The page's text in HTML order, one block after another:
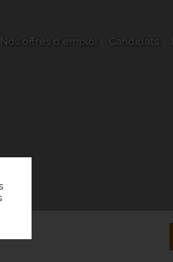
Nos offres d'emploi Candidats